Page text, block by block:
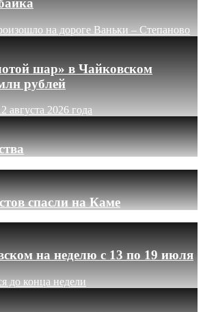
на дороге Ваньки – Степаново
шар» в Чайковском
рублей
августа 2026 года
спасли на Каме
на неделю с 13 по 19 июля
до конца недели